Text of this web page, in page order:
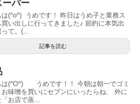
ーパー
は(^o^) うめです！ 昨日はうめ子と業務ス
買い出しに行ってきました♪ 節約に本気出
て。(...
記事を読む
は(^O^) うめです！！ 今朝は朝一でゴミ
味噌を買いにセブンにいったらね、 外に
お店で蒸...